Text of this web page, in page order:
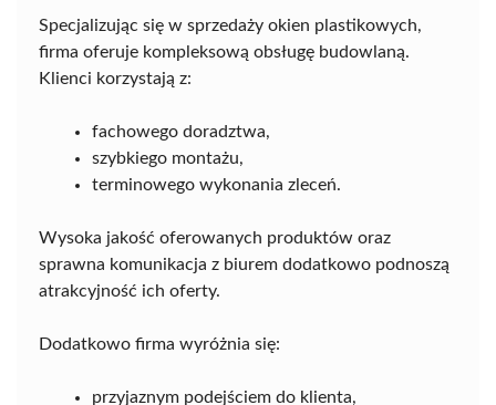
Specjalizując się w sprzedaży okien plastikowych,
firma oferuje kompleksową obsługę budowlaną.
Klienci korzystają z:
fachowego doradztwa,
szybkiego montażu,
terminowego wykonania zleceń.
Wysoka jakość oferowanych produktów oraz
sprawna komunikacja z biurem dodatkowo podnoszą
atrakcyjność ich oferty.
Dodatkowo firma wyróżnia się:
przyjaznym podejściem do klienta,